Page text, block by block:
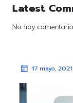
Latest
No hay
17 mayo, 2021